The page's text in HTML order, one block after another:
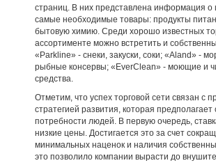
страниц. В них представлена информация о
самые необходимые товары: продукты
бытовую химию. Среди хорошо известных
ассортименте можно встретить и
«Parkline» - снеки, закуски, соки; «Aland» -
рыбные консервы; «EverClean» - моющие и
средства.
Отметим, что успех торговой сети связан с
стратегией развития, которая
потребности людей. В первую очередь,
низкие цены. Достигается это за счет
минимальных наценок и наличия
это позволило компании вырасти до